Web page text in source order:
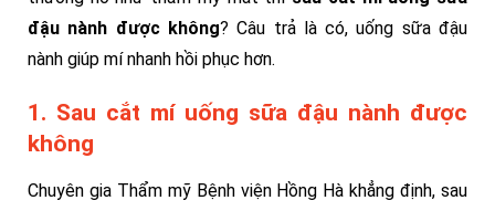
đậu nành được không? Câu trả là có, uống sữa đậu
nành giúp mí nhanh hồi phục hơn.
1. Sau cắt mí uống sữa đậu nành được
không
Chuyên gia Thẩm mỹ Bệnh viện Hồng Hà khẳng định, sau